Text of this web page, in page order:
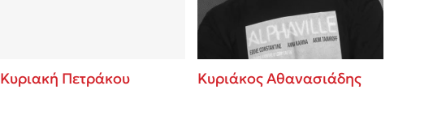
Κυριακή Πετράκου Κυριάκος Αθανασιάδης